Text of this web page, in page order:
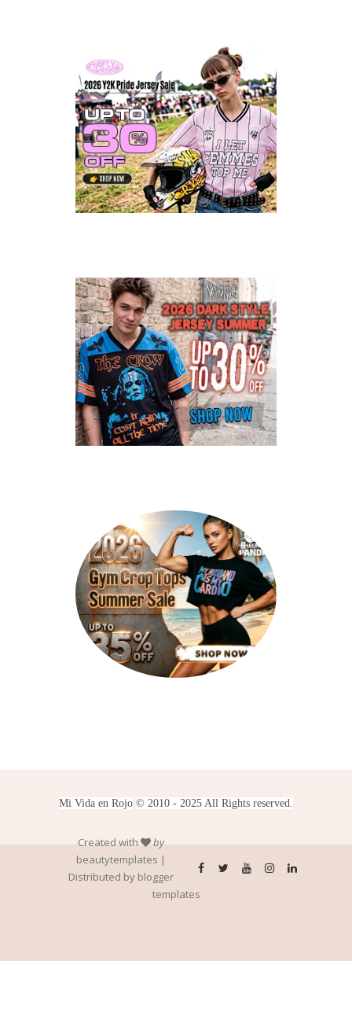
Mi Vida en Rojo © 2010 - 2025 All Rights reserved.
Created with
by
beautytemplates |
Distributed by blogger
templates